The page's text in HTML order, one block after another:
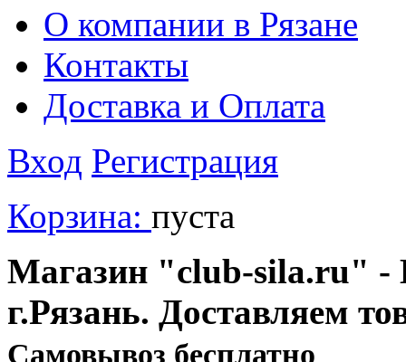
О компании в Рязане
Контакты
Доставка и Оплата
Вход Регистрация
Корзина: пуста
Магазин "club-sila.ru" -
г.Рязань. Доставляем
Cамовывоз бесплатно